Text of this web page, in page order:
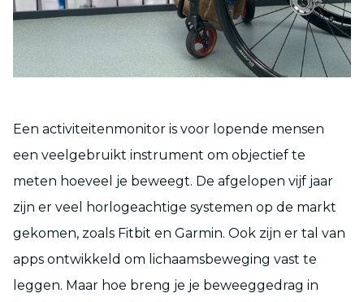
Een activiteitenmonitor is voor lopende mensen
een veelgebruikt instrument om objectief te
meten hoeveel je beweegt. De afgelopen vijf jaar
zijn er veel horlogeachtige systemen op de markt
gekomen, zoals Fitbit en Garmin. Ook zijn er tal van
apps ontwikkeld om lichaamsbeweging vast te
leggen. Maar hoe breng je je beweeggedrag in